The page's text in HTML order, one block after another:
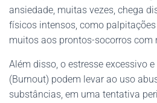
ansiedade, muitas vezes, chega
físicos intensos, como
muitos aos prontos-socorros com
Além disso, o estresse excessivo
(Burnout) podem levar ao uso
substâncias, em uma tentativa